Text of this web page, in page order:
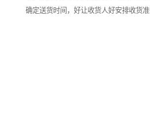
确定送货时间，好让收货人好安排收货准